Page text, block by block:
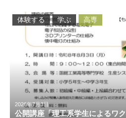
2026年7月3日
公開講座「理工系学生によるワ
体験する 学ぶ 高専